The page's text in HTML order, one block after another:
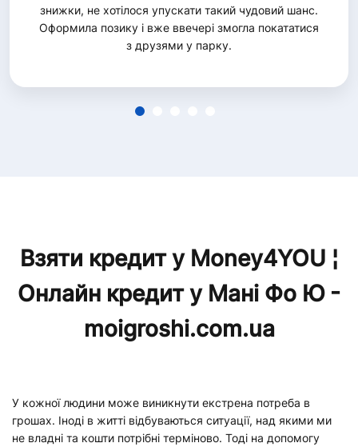
знижки, не хотілося упускати такий чудовий шанс.
Оформила позику і вже ввечері змогла покататися
з друзями у парку.
1
Взяти кредит у Money4YOU ¦
Онлайн кредит у Мані Фо Ю -
moigroshi.com.ua
У кожної людини може виникнути екстрена потреба в
грошах. Іноді в житті відбуваються ситуації, над якими ми
не владні та кошти потрібні терміново. Тоді на допомогу